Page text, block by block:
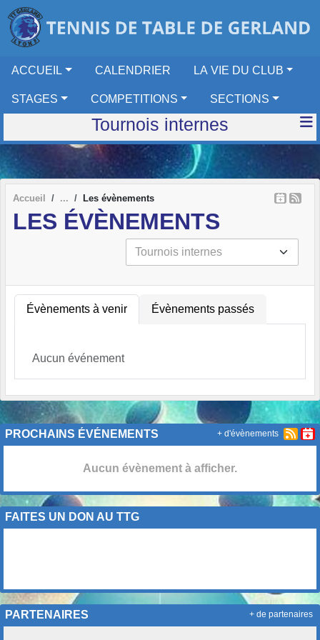
ACCUEIL CALENDRIER LA VIE DU CLUB
STAGES COMPETITIONS SECTIONS
Tournois internes
Accueil Les évènements
LES ÉVÈNEMENTS
Évènements à venir Évènements passés
Aucun événement
PROCHAINS ÉVÉNEMENTS
Aucun évènement à afficher.
+ d'évènements
FAITES UN DON AU TTG
PARTENAIRES + de partenaires
Panneau de gestion des cookies